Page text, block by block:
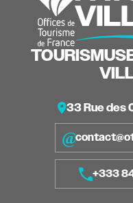
33 Rue des
+333